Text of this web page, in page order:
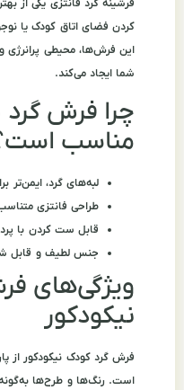
فرشینه گرد فانتزی یکی از
کردن فضای اتاق کودک یا
این فرش‌ها، محیطی پرانرژی
شما ایجاد می‌کند.
چرا فرش گرد
مناسب
لبه‌های گرد، ایمن‌تر
طراحی فانتزی
قابل ست کردن با
جنس لطیف و قابل
ویژگی‌های
نیکودکور
فرش گرد کودک نیکودکور از
است. رنگ‌ها و طرح‌ها